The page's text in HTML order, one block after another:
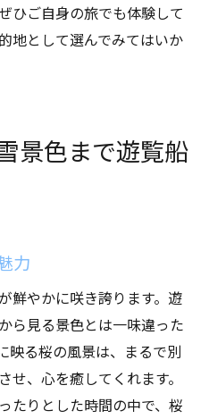
ひご自身の旅でも体験して
地として選んでみてはいか
景色まで遊覧船
力
鮮やかに咲き誇ります。遊
ら見る景色とは一味違った
映る桜の風景は、まるで別
、心を癒してくれます。
たりとした時間の中で、桜